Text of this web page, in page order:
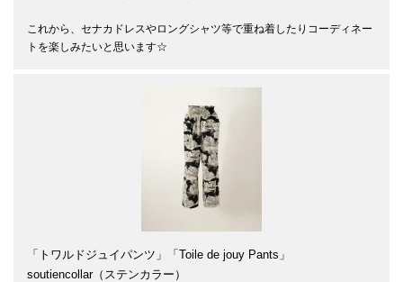
これから、セナカドレスやロングシャツ等で重ね着したりコーディネー
トを楽しみたいと思います☆
「トワルドジュイパンツ」「Toile de jouy Pants」
soutiencollar（ステンカラー）